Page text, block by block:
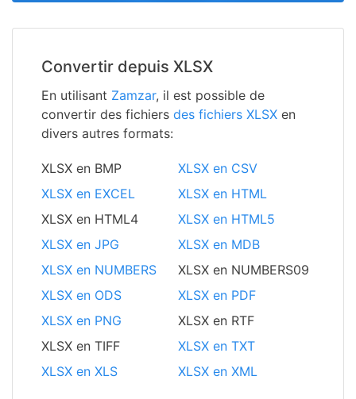
Convertir depuis XLSX
En utilisant Zamzar, il est possible de
convertir des fichiers des fichiers XLSX en
divers autres formats:
XLSX en BMP
XLSX en CSV
XLSX en EXCEL
XLSX en HTML
XLSX en HTML4
XLSX en HTML5
XLSX en JPG
XLSX en MDB
XLSX en NUMBERS
XLSX en NUMBERS09
XLSX en ODS
XLSX en PDF
XLSX en PNG
XLSX en RTF
XLSX en TIFF
XLSX en TXT
XLSX en XLS
XLSX en XML